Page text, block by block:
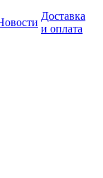
Доставка
и оплата